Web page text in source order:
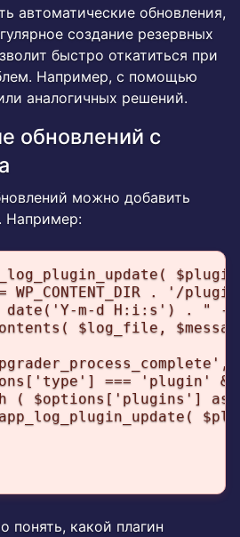
автоматические обновления,
создание резервных
быстро откатиться при
Например, с помощью
аналогичных решений.
обновлений с
можно добавить
Например:
WP_CONTENT_DIR . '/
date('Y-m-d H:i:s') . " -
$log_file,
=== 'plugin'
( $options['plugins'] as
понять, какой плагин